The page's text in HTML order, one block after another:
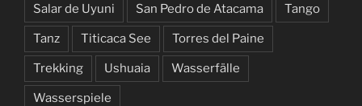
Salar de Uyuni San Pedro de Atacama Tango
Tanz Titicaca See Torres del Paine
Trekking Ushuaia Wasserfälle
Wasserspiele